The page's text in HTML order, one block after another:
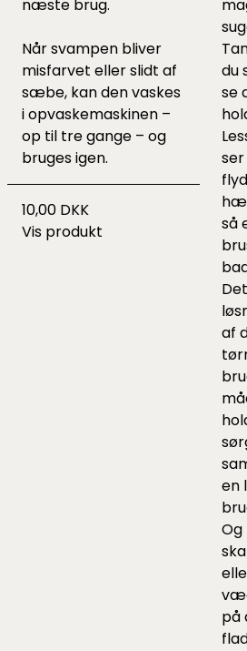
næste brug.
Når svampen bliver
misfarvet eller slidt af
sæbe, kan den vaskes
i opvaskemaskinen –
op til tre gange – og
bruges igen.
10,00 DKK
Vis produkt
du
se
så
af
en
Og
på